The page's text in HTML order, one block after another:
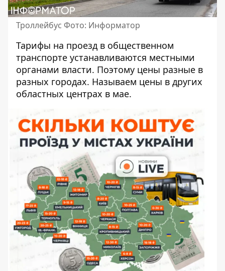
Троллейбус Фото: Информатор
Тарифы на проезд в общественном
транспорте устанавливаются местными
органами власти. Поэтому цены разные в
разных городах. Называем цены в других
областных центрах в мае.